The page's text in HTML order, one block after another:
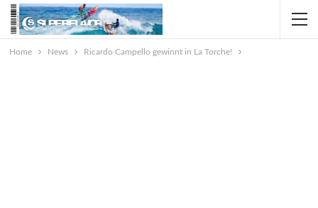
Home News Ricardo Campello gewinnt in La Torche!